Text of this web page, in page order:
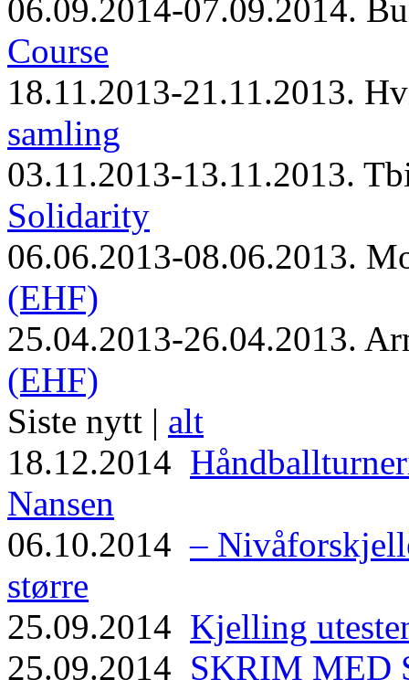
06.09.2014-07.09.2014.
Course
18.11.2013-21.11.2013.
samling
03.11.2013-13.11.2013.
Solidarity
06.06.2013-08.06.2013.
(EHF)
25.04.2013-26.04.2013.
(EHF)
Siste nytt | alt
18.12.2014
Nansen
06.10.2014–
større
25.09.2014 Kjelling
25.09.2014 SKRIM MED